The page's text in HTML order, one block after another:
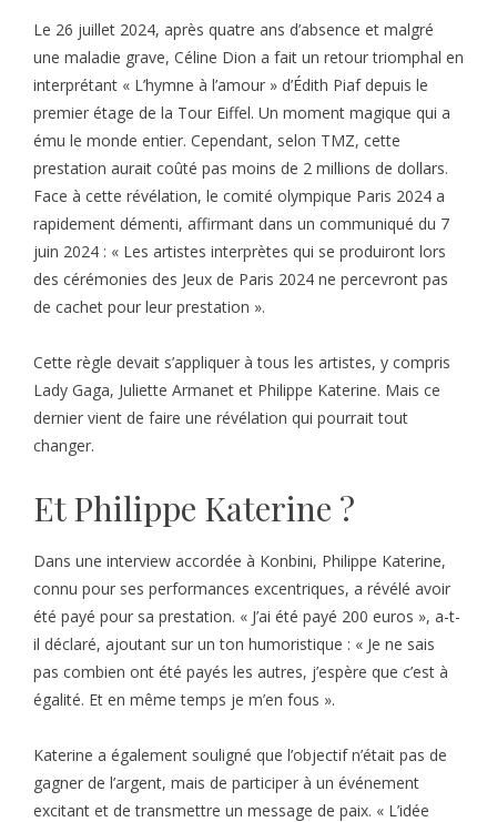
Le 26 juillet 2024, après quatre ans d’absence et malgré
une maladie grave, Céline Dion a fait un retour triomphal en
interprétant « L’hymne à l’amour » d’Édith Piaf depuis le
premier étage de la Tour Eiffel. Un moment magique qui a
ému le monde entier. Cependant, selon TMZ, cette
prestation aurait coûté pas moins de 2 millions de dollars.
Face à cette révélation, le comité olympique Paris 2024 a
rapidement démenti, affirmant dans un communiqué du 7
juin 2024 : « Les artistes interprètes qui se produiront lors
des cérémonies des Jeux de Paris 2024 ne percevront pas
de cachet pour leur prestation ».
Cette règle devait s’appliquer à tous les artistes, y compris
Lady Gaga, Juliette Armanet et Philippe Katerine. Mais ce
dernier vient de faire une révélation qui pourrait tout
changer.
Et Philippe Katerine ?
Dans une interview accordée à Konbini, Philippe Katerine,
connu pour ses performances excentriques, a révélé avoir
été payé pour sa prestation. « J’ai été payé 200 euros », a-t-
il déclaré, ajoutant sur un ton humoristique : « Je ne sais
pas combien ont été payés les autres, j’espère que c’est à
égalité. Et en même temps je m’en fous ».
Katerine a également souligné que l’objectif n’était pas de
gagner de l’argent, mais de participer à un événement
excitant et de transmettre un message de paix. « L’idée